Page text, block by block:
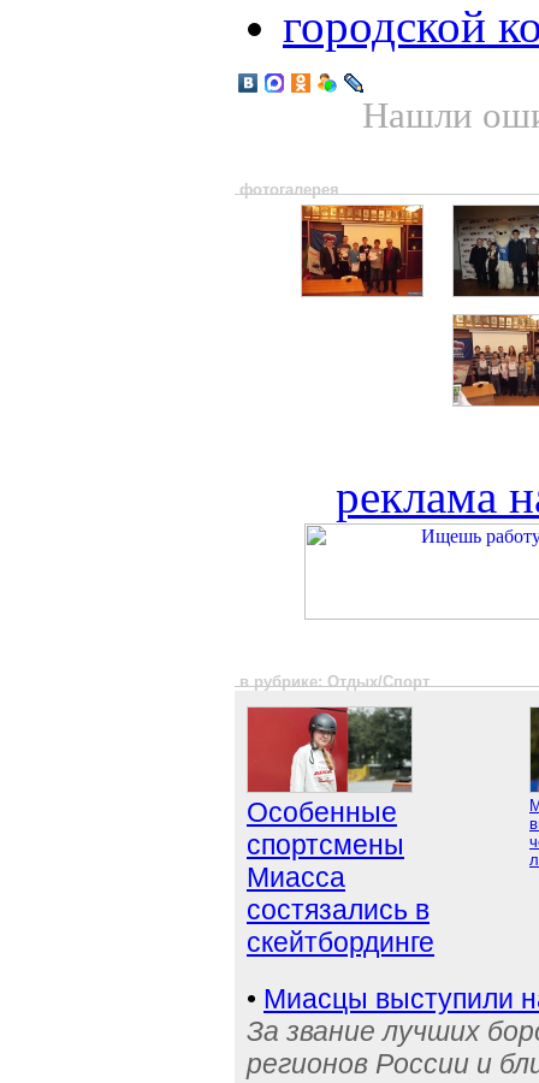
городской
Нашли
фотогалерея
реклама
в рубрике: Отдых/Спорт
Особенные
спортсмены
Миасса
состязались в
скейтбординге
• Миасцы выступили
За звание лучших
регионов России и